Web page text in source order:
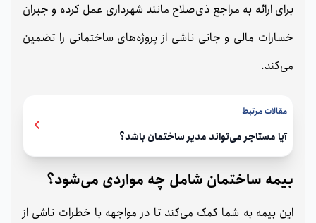
برای ارائه به مراجع ذی‌صلاح مانند شهرداری عمل کرده و جبران
خسارات مالی و جانی ناشی از پروژه‌های ساختمانی را تضمین
می‌کند.
مقالات مرتبط
آیا مستاجر می‌تواند مدیر ساختمان باشد؟
بیمه ساختمان شامل چه مواردی می‌شود؟
این بیمه به شما کمک می‌کند تا در مواجهه با خطرات ناشی از